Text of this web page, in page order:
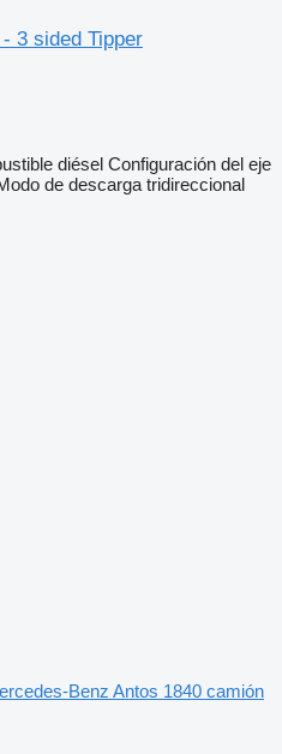
3 sided Tipper
diésel Configuración del eje
de descarga tridireccional
Benz Antos 1840 camión